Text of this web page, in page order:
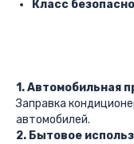
Класс
1. Автомобильная
Заправка
автомобилей.
2. Бытовое